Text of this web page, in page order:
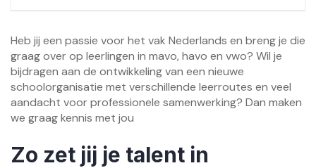
Heb jij een passie voor het vak Nederlands en breng je die
graag over op leerlingen in mavo, havo en vwo? Wil je
bijdragen aan de ontwikkeling van een nieuwe
schoolorganisatie met verschillende leerroutes en veel
aandacht voor professionele samenwerking? Dan maken
we graag kennis met jou
Zo zet jij je talent in